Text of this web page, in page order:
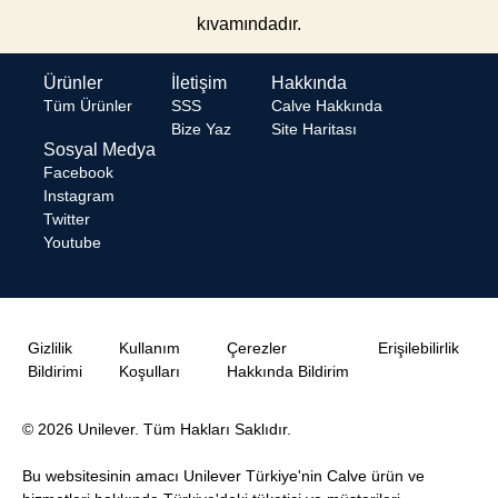
kıvamındadır.
Ürünler
Tüm Ürünler
İletişim
SSS
Bize Yaz
Hakkında
Calve Hakkında
Site Haritası
Sosyal Medya
Facebook
Instagram
Twitter
Youtube
© 2026 Unilever. Tüm Hakları Saklıdır.
Bu websitesinin amacı Unilever Türkiye'nin Calve ürün ve
Gizlilik
Bildirimi
Kullanım
Koşulları
Çerezler
Hakkında Bildirim
Erişilebilirlik